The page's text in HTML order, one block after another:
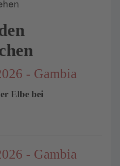
- Gambia
Elbe bei
- Gambia